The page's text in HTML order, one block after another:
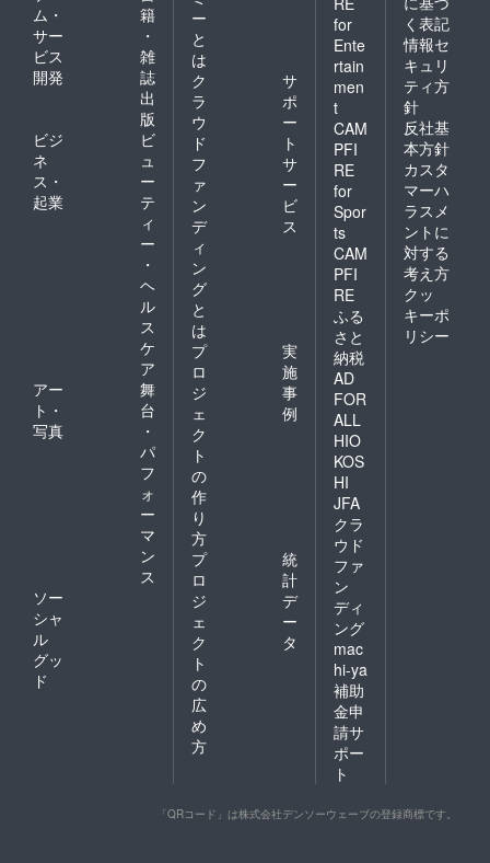
ム・
サー
ビス
開発
籍
・
雑
誌
出
版
ビジ
ネ
ス・
起業
ビ
ュ
ー
テ
ィ
ー
・
ヘ
ル
ス
ケ
ア
アー
ト・
写真
舞
台
・
パ
フ
ォ
ー
マ
ン
ス
ソー
シャ
ル
グッ
ド
ー
と
は
ク
ラ
ウ
ド
フ
ァ
ン
デ
ィ
ン
グ
と
は
サ
ポ
ー
ト
サ
ー
ビ
ス
プ
ロ
ジ
ェ
ク
ト
の
作
り
方
実
施
事
例
プ
ロ
ジ
ェ
ク
ト
の
広
め
方
統
計
デ
ー
タ
for
Ente
rtain
men
t
CAM
PFI
RE
for
Spor
ts
CAM
PFI
RE
ふる
さと
納税
AD
FOR
ALL
HIO
KOS
HI
JFA
クラ
ウド
ファ
ン
ディ
ング
mac
hi-ya
補助
金申
請サ
ポー
ト
く表記
情報セ
キュリ
ティ方
針
反社基
本方針
カスタ
マーハ
ラスメ
ントに
対する
考え方
クッ
キーポ
リシー
「QRコード」は株式会社デンソーウェーブの登録商標です。